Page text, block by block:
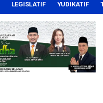
LEGISLATIF YUDIKATIF